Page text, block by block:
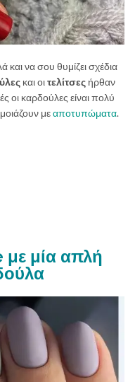
και να σου θυμίζει σχέδια
και οιτελίτσεςήρθαν
οι καρδούλες είναι πολύ
μεαποτυπώματα.
μία απλή